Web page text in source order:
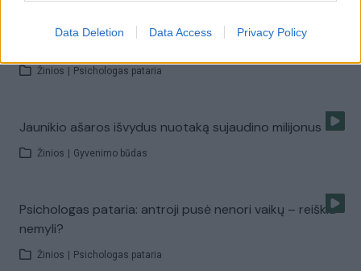
Data Deletion Data Access Privacy Policy
Žinios Psichologas pataria
Jaunikio ašaros išvydus nuotaką sujaudino milijonus
Žinios Gyvenimo būdas
Psichologas pataria: antroji pusė nenori vaikų – reiškia
nemyli?
Žinios Psichologas pataria